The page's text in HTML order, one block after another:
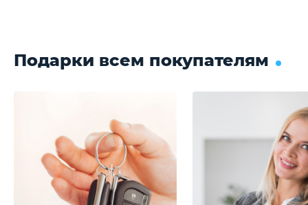
Подарки всем покупателям